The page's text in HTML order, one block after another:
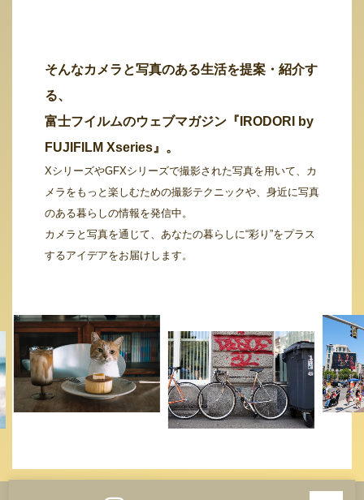
そんなカメラと写真のある生活を提案・紹介す
る、
富士フイルムのウェブマガジン『IRODORI by
FUJIFILM Xseries』。
XシリーズやGFXシリーズで撮影された写真を用いて、カ
メラをもっと楽しむための撮影テクニックや、身近に写真
のある暮らしの情報を発信中。
カメラと写真を通じて、あなたの暮らしに“彩り”をプラス
するアイデアをお届けします。